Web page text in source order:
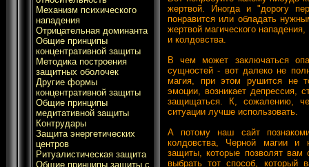
Механизм психического
нападения
Отрицательная доминанта
Общие принципы
концентративной защиты
Методика построения
защитных оболочек
Другие формы
концентративной защиты
Общие принципы
медитативной защиты
Контрудары
Защита энергетических
центров
Ритуалистическая защита
Общие принципы защиты с
жертвой. Иногда и "дорогу
понравится или обладать
жертвой магического
и колдовства.
В чем может заключаться
сущностей - вот далеко не
магия, при этом рушится не
эмоции, возникает депрессия,
защищаться. К, сожалению,
ситуации лучше использовать.
А потому наш сайт
колдовства, Черной магии и
защиты, которые позволят вам
выбрать тот способ, который